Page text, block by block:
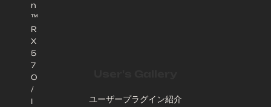
n
™
R
X
5
7
0
/
I
ユーザープラグイン紹介